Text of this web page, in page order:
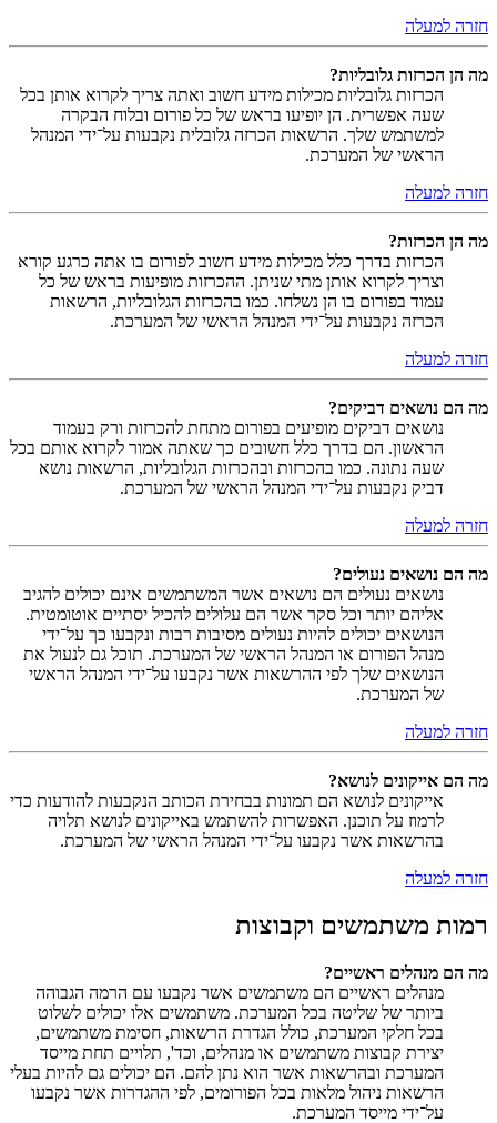
חזרה למעלה
מה הן הכרזות גלובליות?
הכרזות גלובליות מכילות מידע חשוב ואתה צריך לקרוא אותן בכל
שעה אפשרית. הן יופיעו בראש של כל פורום ובלוח הבקרה
למשתמש שלך. הרשאות הכרזה גלובלית נקבעות על־ידי המנהל
הראשי של המערכת.
חזרה למעלה
מה הן הכרזות?
הכרזות בדרך כלל מכילות מידע חשוב לפורום בו אתה כרגע קורא
וצריך לקרוא אותן מתי שניתן. ההכרזות מופיעות בראש של כל
עמוד בפורום בו הן נשלחו. כמו בהכרזות הגלובליות, הרשאות
הכרזה נקבעות על־ידי המנהל הראשי של המערכת.
חזרה למעלה
מה הם נושאים דביקים?
נושאים דביקים מופיעים בפורום מתחת להכרזות ורק בעמוד
הראשון. הם בדרך כלל חשובים כך שאתה אמור לקרוא אותם בכל
שעה נתונה. כמו בהכרזות ובהכרזות הגלובליות, הרשאות נושא
דביק נקבעות על־ידי המנהל הראשי של המערכת.
חזרה למעלה
מה הם נושאים נעולים?
נושאים נעולים הם נושאים אשר המשתמשים אינם יכולים להגיב
אליהם יותר וכל סקר אשר הם עלולים להכיל יסתיים אוטומטית.
הנושאים יכולים להיות נעולים מסיבות רבות ונקבעו כך על־ידי
מנהל הפורום או המנהל הראשי של המערכת. תוכל גם לנעול את
הנושאים שלך לפי ההרשאות אשר נקבעו על־ידי המנהל הראשי
של המערכת.
חזרה למעלה
מה הם אייקונים לנושא?
אייקונים לנושא הם תמונות בבחירת הכותב הנקבעות להודעות כדי
לרמוז על תוכנן. האפשרות להשתמש באייקונים לנושא תלויה
בהרשאות אשר נקבעו על־ידי המנהל הראשי של המערכת.
חזרה למעלה
רמות משתמשים וקבוצות
מה הם מנהלים ראשיים?
מנהלים ראשיים הם משתמשים אשר נקבעו עם הרמה הגבוהה
ביותר של שליטה בכל המערכת. משתמשים אלו יכולים לשלוט
בכל חלקי המערכת, כולל הגדרת הרשאות, חסימת משתמשים,
יצירת קבוצות משתמשים או מנהלים, וכד', תלויים תחת מייסד
המערכת ובהרשאות אשר הוא נתן להם. הם יכולים גם להיות בעלי
הרשאות ניהול מלאות בכל הפורומים, לפי ההגדרות אשר נקבעו
על־ידי מייסד המערכת.